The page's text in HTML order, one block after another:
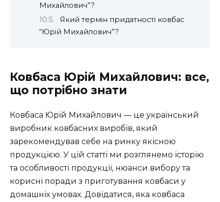
Михайлович”?
Який термін придатності ковбас
“Юрій Михайлович”?
Ковбаса Юрій Михайлович: все,
що потрібно знати
Ковбаса Юрій Михайлович — це український
виробник ковбасних виробів, який
зарекомендував себе на ринку якісною
продукцією. У цій статті ми розглянемо історію
та особливості продукції, нюанси вибору та
корисні поради з приготування ковбаси у
домашніх умовах. Довідатися, яка ковбаса